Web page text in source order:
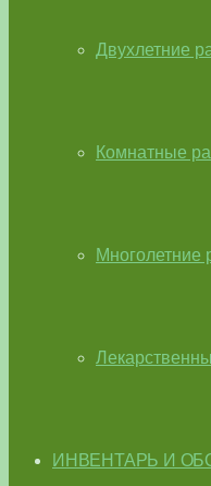
Двухлетние
Комнатные
Многолетние
ИНВЕНТАРЬ И